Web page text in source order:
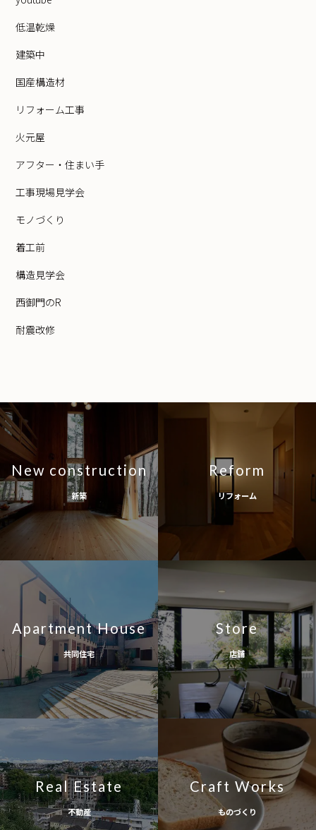
低温乾燥
建築中
国産構造材
リフォーム工事
火元屋
アフター・住まい手
工事現場見学会
モノづくり
着工前
構造見学会
西御門のR
耐震改修
New construction
新築
Reform
リフォーム
Apartment House
共同住宅
Store
店舗
Real Estate
不動産
Craft Works
ものづくり